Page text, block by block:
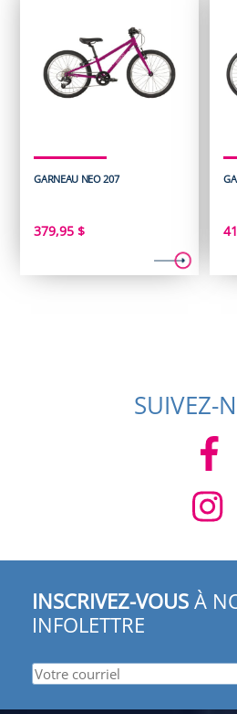
GARNEAU NEO 207
379,95$
SUIVEZ-
INSCRIVEZ-VOUS À
INFOLETTRE